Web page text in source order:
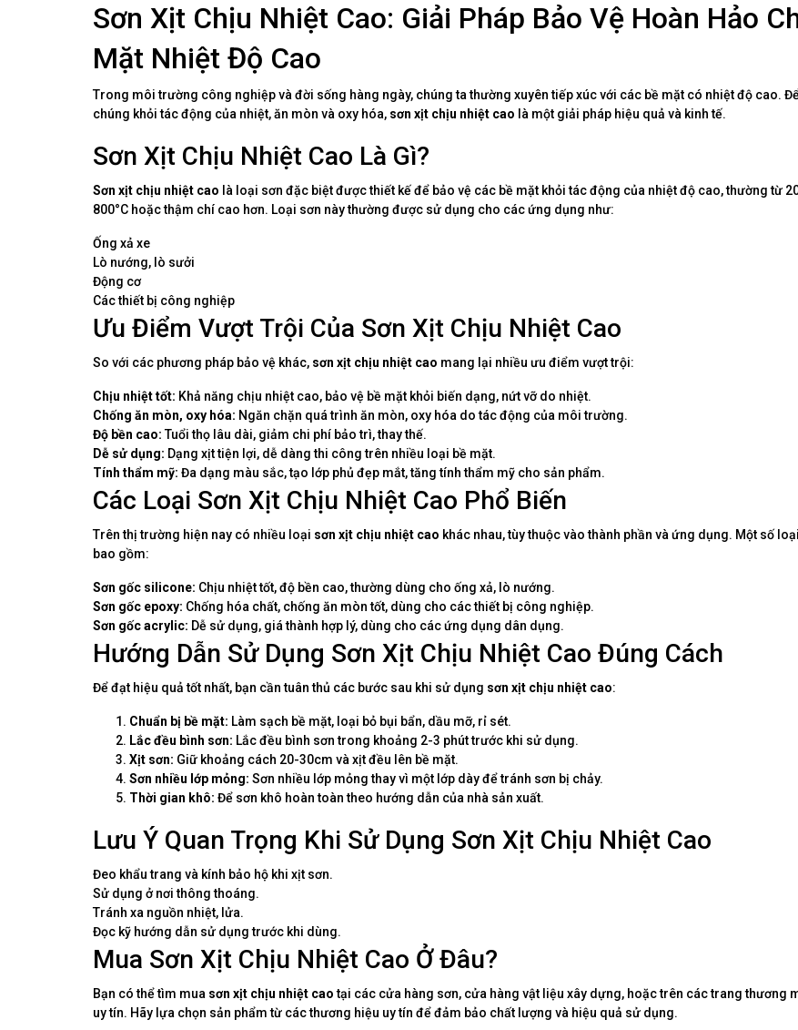
Sơn Xịt Chịu Nhiệt Cao: Giải Pháp Bảo Vệ Hoàn Hảo
Mặt Nhiệt Độ Cao
Trong môi trường công nghiệp và đời sống hàng ngày, chúng ta thường xuyên tiếp xúc với các bề mặt có nhiệt độ cao.
chúng khỏi tác động của nhiệt, ăn mòn và oxy hóa, sơn xịt chịu nhiệt cao là một giải pháp hiệu quả và kinh tế.
Sơn Xịt Chịu Nhiệt Cao Là Gì?
Sơn xịt chịu nhiệt cao là loại sơn đặc biệt được thiết kế để bảo vệ các bề mặt khỏi tác động của nhiệt độ cao, thường từ
800°C hoặc thậm chí cao hơn. Loại sơn này thường được sử dụng cho các ứng dụng như:
Ống xả xe
Lò nướng, lò sưởi
Động cơ
Các thiết bị công nghiệp
Ưu Điểm Vượt Trội Của Sơn Xịt Chịu Nhiệt Cao
So với các phương pháp bảo vệ khác, sơn xịt chịu nhiệt cao mang lại nhiều ưu điểm vượt trội:
Chịu nhiệt tốt: Khả năng chịu nhiệt cao, bảo vệ bề mặt khỏi biến dạng, nứt vỡ do nhiệt.
Chống ăn mòn, oxy hóa: Ngăn chặn quá trình ăn mòn, oxy hóa do tác động của môi trường.
Độ bền cao:Tuổi thọ lâu dài, giảm chi phí bảo trì, thay thế.
Dễ sử dụng: Dạng xịt tiện lợi, dễ dàng thi công trên nhiều loại bề mặt.
Tính thẩm mỹ: Đa dạng màu sắc, tạo lớp phủ đẹp mắt, tăng tính thẩm mỹ cho sản phẩm.
Các Loại Sơn Xịt Chịu Nhiệt Cao Phổ Biến
Trên thị trường hiện nay có nhiều loại sơn xịt chịu nhiệt cao khác nhau, tùy thuộc vào thành phần và ứng dụng. Một số
bao gồm:
Sơn gốc silicone: Chịu nhiệt tốt, độ bền cao, thường dùng cho ống xả, lò nướng.
Sơn gốc epoxy: Chống hóa chất, chống ăn mòn tốt, dùng cho các thiết bị công nghiệp.
Sơn gốc acrylic: Dễ sử dụng, giá thành hợp lý, dùng cho các ứng dụng dân dụng.
Hướng Dẫn Sử Dụng Sơn Xịt Chịu Nhiệt Cao Đúng Cách
Để đạt hiệu quả tốt nhất, bạn cần tuân thủ các bước sau khi sử dụng sơn xịt chịu nhiệt cao:
Chuẩn bị bề mặt: Làm sạch bề mặt, loại bỏ bụi bẩn, dầu mỡ, rỉ sét.
Lắc đều bình sơn: Lắc đều bình sơn trong khoảng 2-3 phút trước khi sử dụng.
Xịt sơn: Giữ khoảng cách 20-30cm và xịt đều lên bề mặt.
Sơn nhiều lớp mỏng: Sơn nhiều lớp mỏng thay vì một lớp dày để tránh sơn bị chảy.
Thời gian khô: Để sơn khô hoàn toàn theo hướng dẫn của nhà sản xuất.
Lưu Ý Quan Trọng Khi Sử Dụng Sơn Xịt Chịu Nhiệt Cao
Đeo khẩu trang và kính bảo hộ khi xịt sơn.
Sử dụng ở nơi thông thoáng.
Tránh xa nguồn nhiệt, lửa.
Đọc kỹ hướng dẫn sử dụng trước khi dùng.
Mua Sơn Xịt Chịu Nhiệt Cao Ở Đâu?
Bạn có thể tìm mua sơn xịt chịu nhiệt caotại các cửa hàng sơn, cửa hàng vật liệu xây dựng, hoặc trên các trang thương
uy tín. Hãy lựa chọn sản phẩm từ các thương hiệu uy tín để đảm bảo chất lượng và hiệu quả sử dụng.